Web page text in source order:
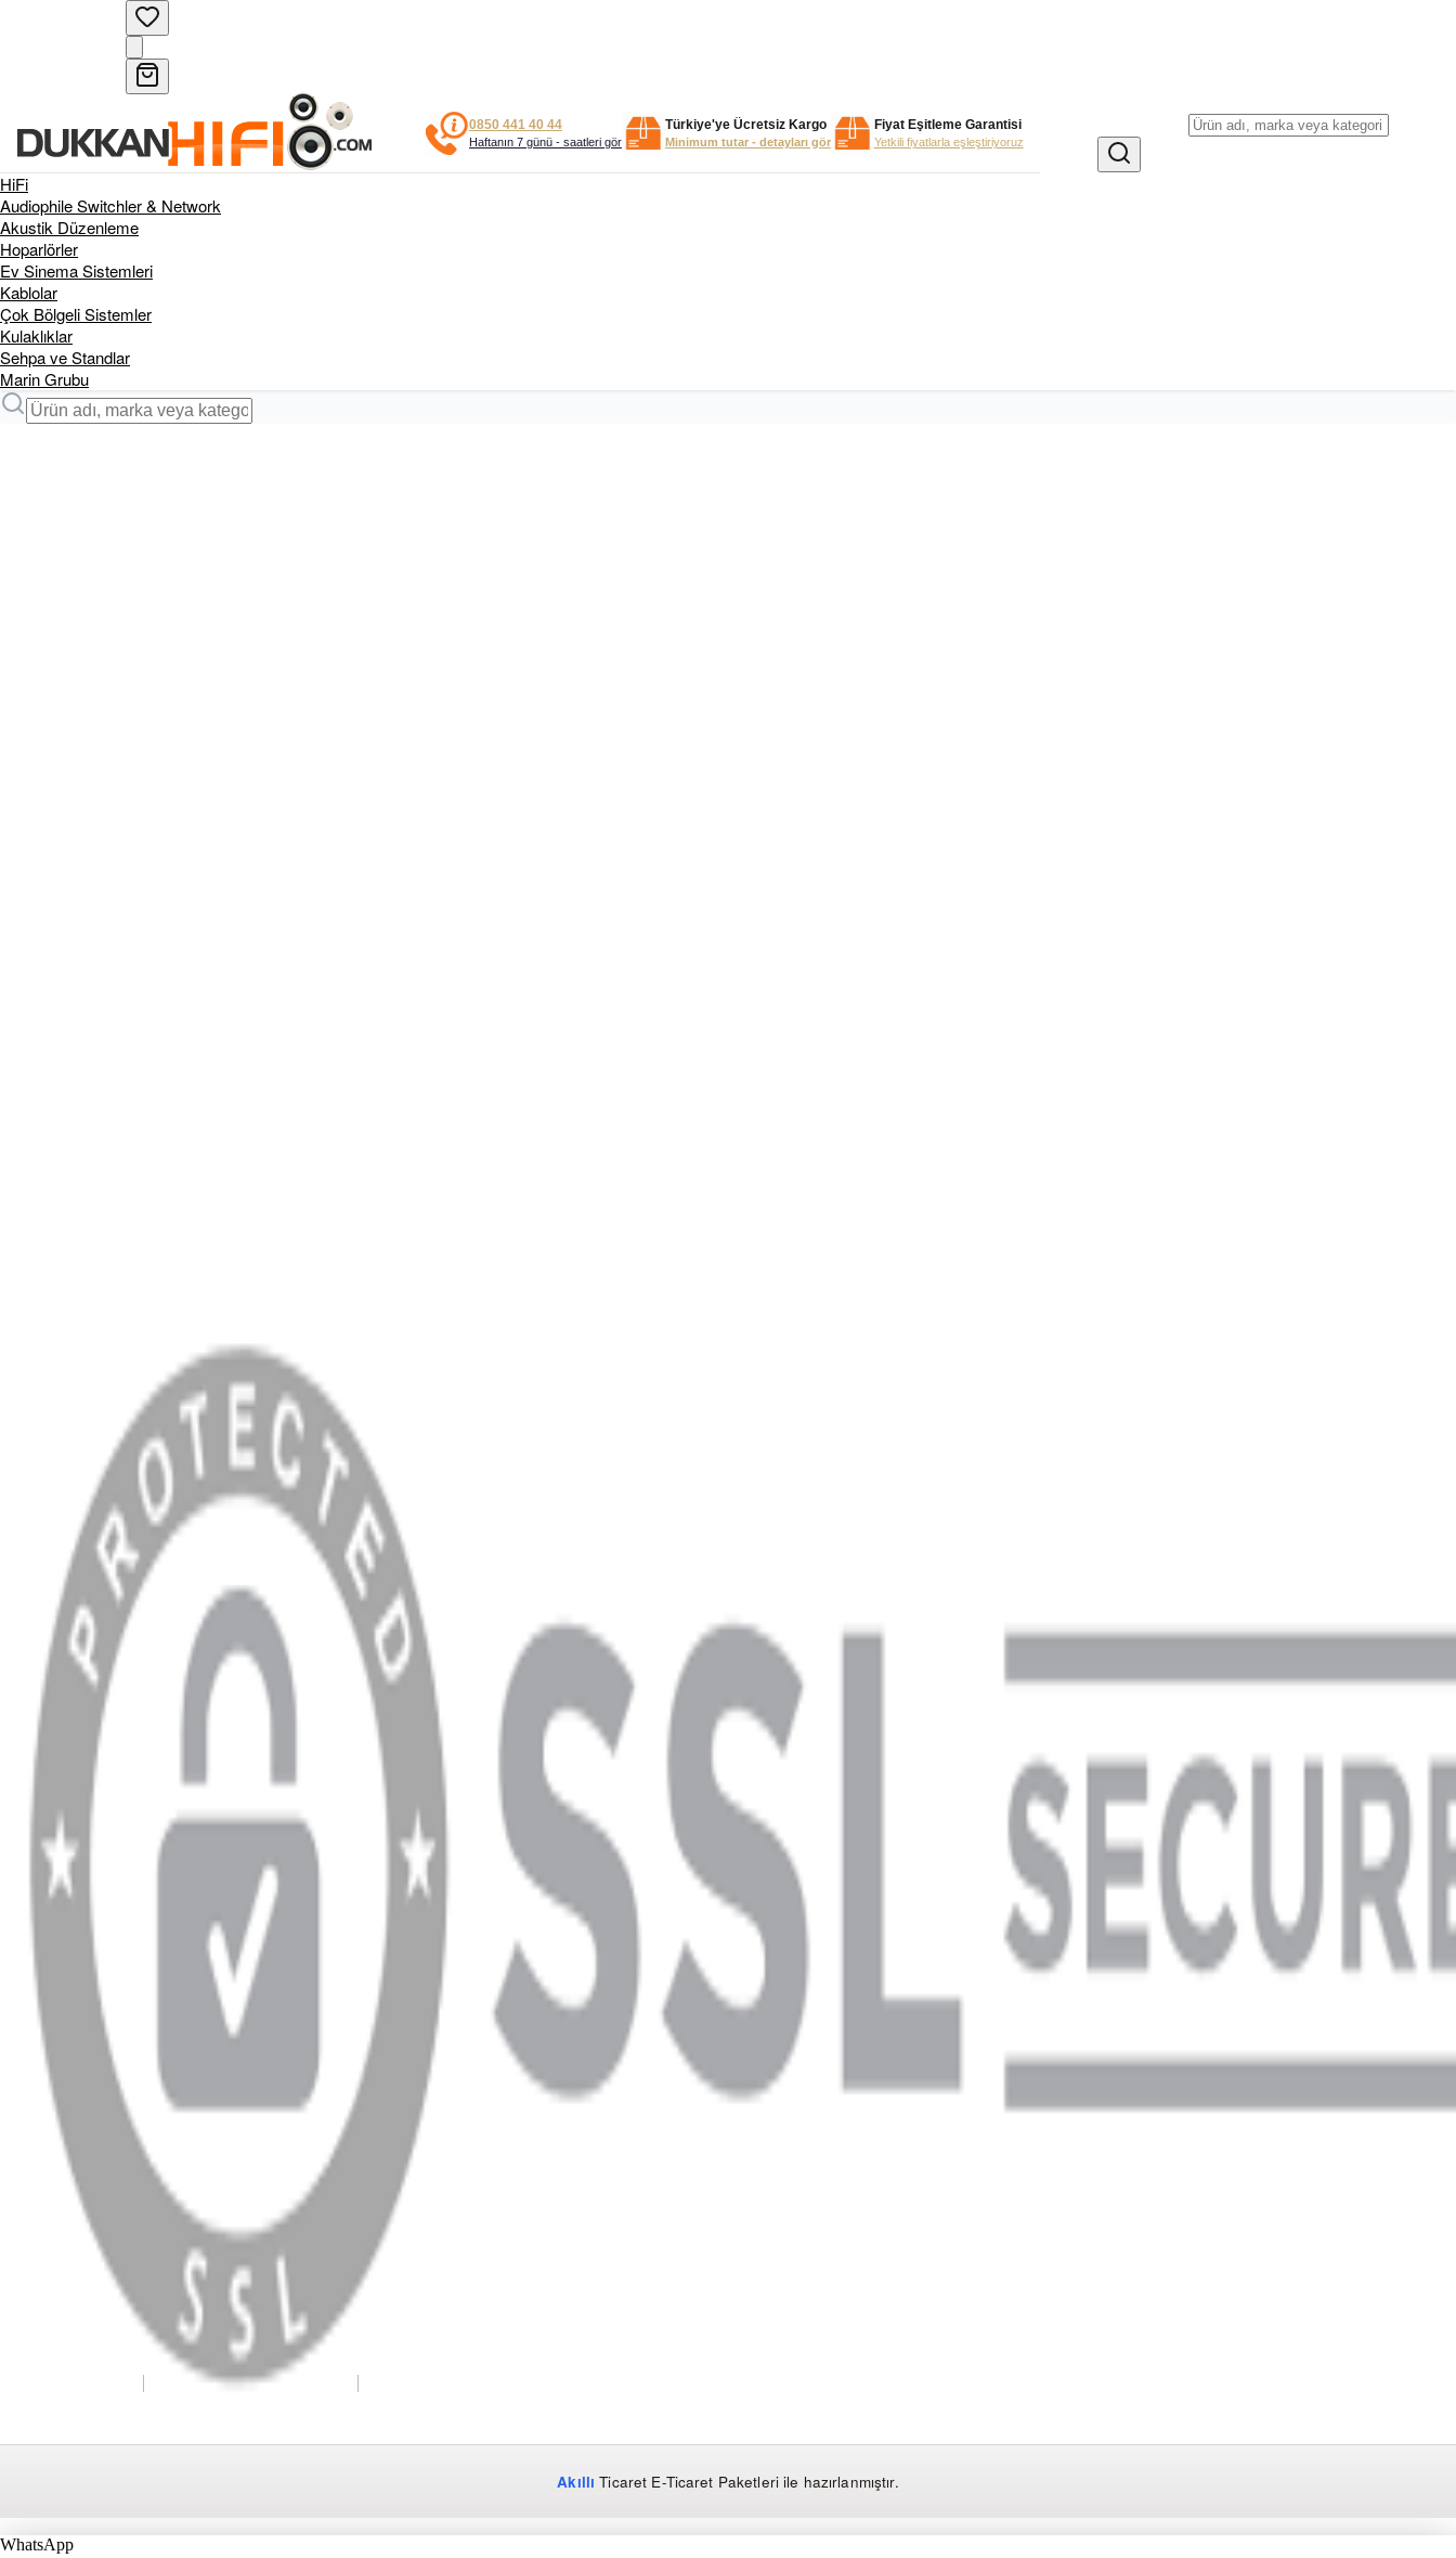
0850 441 40 44
Haftanın 7 günü - saatleri gör
Türkiye'ye Ücretsiz Kargo
Minimum tutar - detayları gör
Fiyat Eşitleme Garantisi
Yetkili fiyatlarla eşleştiriyoruz
HiFi
Audiophile Switchler & Network
Akustik Düzenleme
Hoparlörler
Ev Sinema Sistemleri
Kablolar
Çok Bölgeli Sistemler
Kulaklıklar
Sehpa ve Standlar
Marin Grubu
Anasayfa
Hakkımızda
Blog
MÜŞTERİ HİZMETLERİ
Hesabım
Sipariş Sorgulama
Banka Hesap Bilgileri
YARDIM VE DESTEK
Ödeme ve Teslimat Şartları
Garanti ve İade Şartları
info@dukkanhifi.com0850 441 40 44
0850 441 40 44
Pazartesi - Cuma 09:30 - 19:30, Cumartesi 10:00 - 18:00
Facebook Instagram YouTube
Dükkan Hifi. Tüm Hakları Saklıdır
Kullanım Koşulları ve Gizlilik
Akıllı Ticaret E-Ticaret Paketleriile hazırlanmıştır.
WhatsApp